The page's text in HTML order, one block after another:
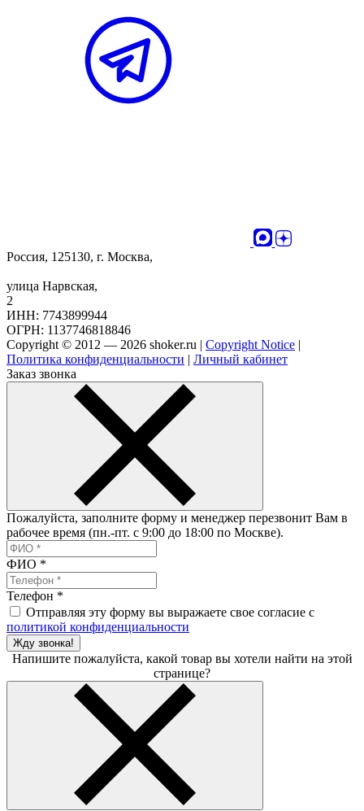
Россия, 125130, г. Москва,
улица Нарвская,
2
ИНН: 7743899944
ОГРН: 1137746818846
Copyright © 2012 — 2026 shoker.ru | Copyright Notice |
Политика конфиденциальности | Личный кабинет
Заказ звонка
Пожалуйста, заполните форму и менеджер перезвонит Вам в
рабочее время (пн.-пт. с 9:00 до 18:00 по Москве).
ФИО *
Телефон *
Отправляя эту форму вы выражаете свое согласие с
политикой конфиденциальности
Жду звонка!
Напишите пожалуйста, какой товар вы хотели найти на этой
странице?